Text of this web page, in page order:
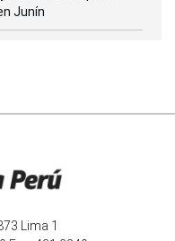
Junín
Lima 1